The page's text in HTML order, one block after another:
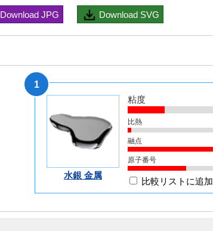
DownloadJPG Download SVG
1
水銀 金属
粘度
比熱
融点
原子番号
比較リストに追加